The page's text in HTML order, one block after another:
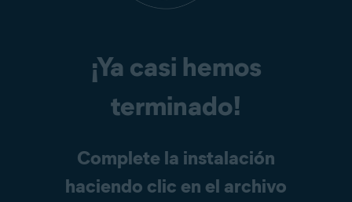
¡Ya casi hemos
terminado!
Complete la instalación
haciendo clic en el archivo